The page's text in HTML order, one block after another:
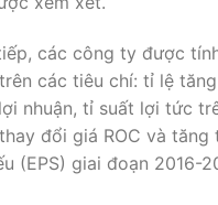
công ty trong ngành,
lượng quản trị doanh
Danh sách có sự
công ty IFRC Việt
chốt vào thời điểm